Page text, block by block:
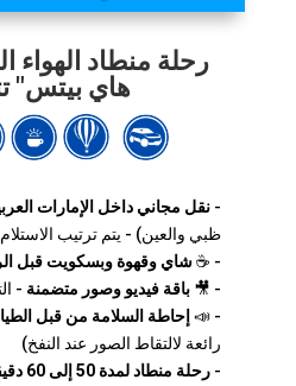
رحلة منطاد
هاي بيتس"
- نقل مجاني داخل الإمارات
ظبي والعين) - يتم ترتيب
- ☕شاي وقهوة وبسكويت قبل
- 🎥 باقة فيديو وصور متضمنة -
- 📣إحاطة السلامة من قبل
رائعة لالتقاط الصور عند النفخ)
- رحلة منطاد لمدة 50 إلى 60 دقيقة